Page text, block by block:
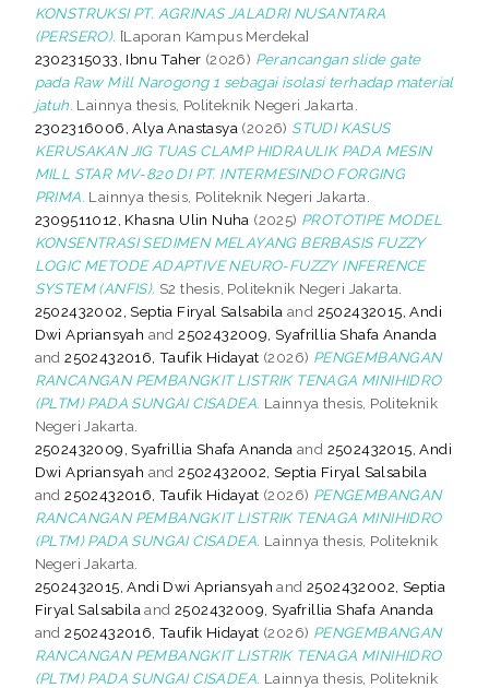
KONSTRUKSI PT. AGRINAS JALADRI NUSANTARA
(PERSERO). [Laporan Kampus Merdeka]
2302315033, Ibnu Taher (2026) Perancangan slide gate
pada Raw Mill Narogong 1 sebagai isolasi terhadap material
jatuh. Lainnya thesis, Politeknik Negeri Jakarta.
2302316006, Alya Anastasya (2026) STUDI KASUS
KERUSAKAN JIG TUAS CLAMP HIDRAULIK PADA MESIN
MILL STAR MV-820 DI PT. INTERMESINDO FORGING
PRIMA. Lainnya thesis, Politeknik Negeri Jakarta.
2309511012, Khasna Ulin Nuha (2025) PROTOTIPE MODEL
KONSENTRASI SEDIMEN MELAYANG BERBASIS FUZZY
LOGIC METODE ADAPTIVE NEURO-FUZZY INFERENCE
SYSTEM (ANFIS). S2 thesis, Politeknik Negeri Jakarta.
2502432002, Septia Firyal Salsabila and 2502432015, Andi
Dwi Apriansyah and2502432009, Syafrillia Shafa Ananda
and2502432016, Taufik Hidayat (2026) PENGEMBANGAN
RANCANGAN PEMBANGKIT LISTRIK TENAGA MINIHIDRO
(PLTM) PADA SUNGAI CISADEA. Lainnya thesis, Politeknik
Negeri Jakarta.
2502432009, Syafrillia Shafa Ananda and 2502432015, Andi
Dwi Apriansyah and2502432002, Septia Firyal Salsabila
and2502432016, Taufik Hidayat (2026) PENGEMBANGAN
RANCANGAN PEMBANGKIT LISTRIK TENAGA MINIHIDRO
(PLTM) PADA SUNGAI CISADEA. Lainnya thesis, Politeknik
Negeri Jakarta.
2502432015, Andi Dwi Apriansyah and2502432002, Septia
Firyal Salsabila and2502432009, Syafrillia Shafa Ananda
and2502432016, Taufik Hidayat (2026) PENGEMBANGAN
RANCANGAN PEMBANGKIT LISTRIK TENAGA MINIHIDRO
(PLTM) PADA SUNGAI CISADEA. Lainnya thesis, Politeknik